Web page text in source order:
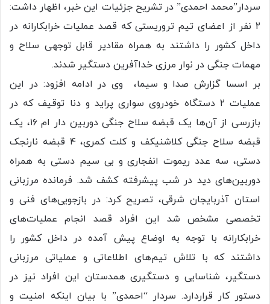
سردار”محمد احمدی” در تشریح جزئیات این خبر، اظهار داشت:
۲ نفر از اعضای تیم تروریستی که قصد عملیات خرابکارانه در
داخل کشور را داشتند به همراه مقادیر قابل توجهی سلاح و
مهمات جنگی در نوار مرزی خداآفرین دستگیر شدند.
بر اسسا گزارش صدا و سیما، وی در ادامه افزود: در این
عملیات ۲ دستگاه خودروی سواری پراید و دنا توقیف که در
بازرسی از آن‌ها یک قبضه سلاح جنگی دوربین دار ام ۱۶، یک
قبضه سلاح جنگی کلاشنیکف و کلت کمری، ۴ قبضه نارنجک
دستی، سه عدد ریموت انفجاری و بی سیم دستی به همراه
دوربین‌های دید در شب پیشرفته کشف شد. فرمانده مرزبانی
استان آذربایجان شرقی، تصریح کرد: در بازجویی‌های فنی و
تخصصی مشخص شد این افراد قصد انجام عملیات‌های
خرابکارانه با توجه به اوضاع پیش آمده در داخل کشور را
داشتند که با تلاش تیم‌های اطلاعاتی و عملیاتی مرزبانی
دستگیر، شناسایی و دستگیری همدستان این افراد نیز در
دستور کار قراردارد. سردار “احمدی” با بیان اینکه امنیت و